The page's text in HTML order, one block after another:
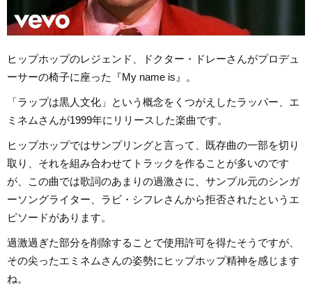
ヒップホップのレジェンド、ドクター・ドレーさんがプロデュ
ーサーの椅子に座った『My name is』。
「ラップは黒人文化」という概念をくつがえしたラッパー、エ
ミネムさんが1999年にリリースした楽曲です。
ヒップホップではサンプリングと言って、既存曲の一部を切り
取り、それを組み合わせてトラックを作ることが多いのです
が、この曲では歌詞のあまりの過激さに、サンプル元のシンガ
ーソングライター、ラビ・シフレさんから拒否されたというエ
ピソードがあります。
過激過ぎた部分を削除することで使用許可を得たそうですが、
その尖ったエミネムさんの姿勢にヒップホップ精神を感じます
ね。